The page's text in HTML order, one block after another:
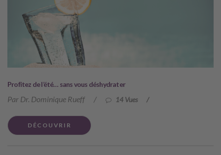
Profitez de l’été… sans vous déshydrater
Par Dr. Dominique Rueff / 14 Vues /
DÉCOUVRIR